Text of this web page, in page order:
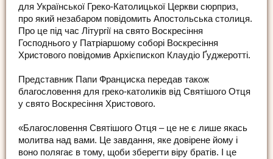
для Української Греко-Католицької Церкви сюрприз,
про який незабаром повідомить Апостольська столиця.
Про це під час Літургії на свято Воскресіння
Господнього у Патріаршому соборі Воскресіння
Христового повідомив Архієпископ Клаудіо Ґуджеротті.
Представник Папи Франциска передав також
благословення для греко-католиків від Святішого Отця
у свято Воскресіння Христового.
«Благословення Святішого Отця – це не є лише якась
молитва над вами. Це завдання, яке довірене йому і
воно полягає в тому, щоби зберегти віру братів. І це